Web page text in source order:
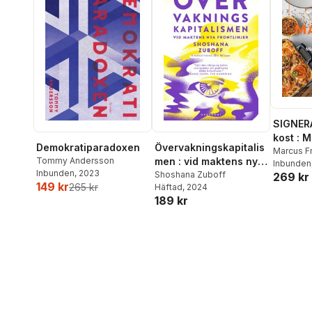
Demokratiparadoxen
Tommy Andersson
Inbunden, 2023
149 kr265 kr
Övervakningskapitalis
men : vid maktens nya
frontlinjer
Shoshana Zuboff
Häftad, 2024
189 kr
kost :
Marcus
Inbunden
269 kr